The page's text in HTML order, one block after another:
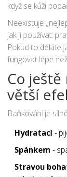
když se kůži
Neexistuje
jak ji používat:
Pokud to děláte
fungovat lépe
Co
větší
Baňkování je
Hydratací-
Spánkem -
Stravou